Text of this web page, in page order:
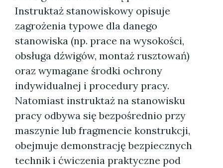
Instruktaż stanowiskowy opisuje
zagrożenia typowe dla danego
stanowiska (np. prace na wysokości,
obsługa dźwigów, montaż rusztowań)
oraz wymagane środki ochrony
indywidualnej i procedury pracy.
Natomiast instruktaż na stanowisku
pracy odbywa się bezpośrednio przy
maszynie lub fragmencie konstrukcji,
obejmuje demonstrację bezpiecznych
technik i ćwiczenia praktyczne pod